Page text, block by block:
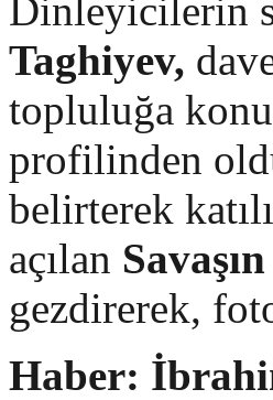
Dinleyicilerin
Taghiyev,
topluluğa
profilinden
belirterek
açılan
gezdirerek,
Haber: